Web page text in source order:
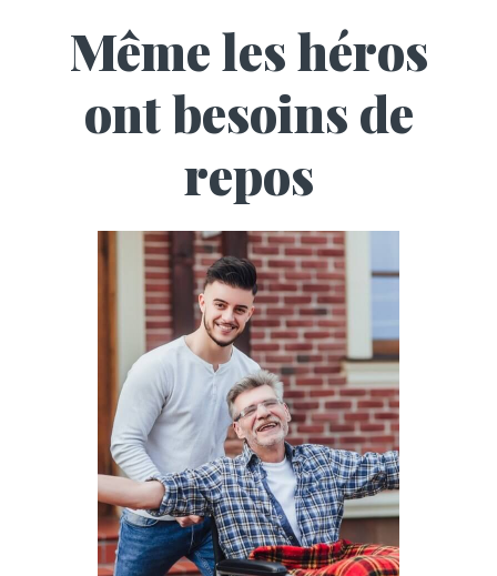
Même les héros
ont besoins de
repos